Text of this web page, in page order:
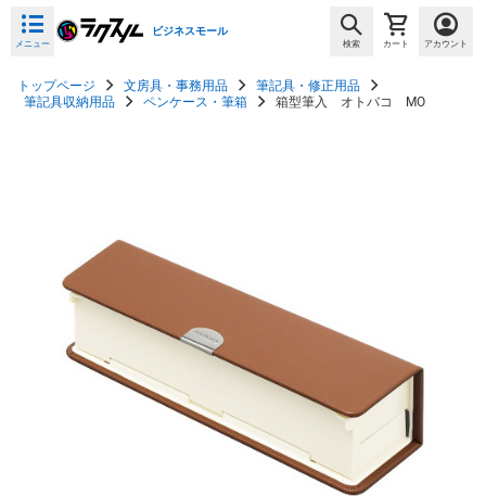
メニュー
ビジネスモール
検索 カート アカウント
トップページ 文房具・事務用品
筆記具・修正用品
筆記具収納用品
ペンケース・筆箱 箱型筆入 オトバコ MO